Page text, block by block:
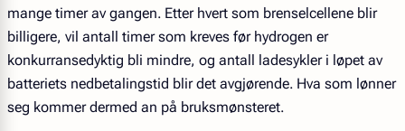
mange timer av gangen. Etter hvert som brenselcellene blir
billigere, vil antall timer som kreves før hydrogen er
konkurransedyktig bli mindre, og antall ladesykler i løpet av
batteriets nedbetalingstid blir det avgjørende. Hva som lønner
seg kommer dermed an på bruksmønsteret.